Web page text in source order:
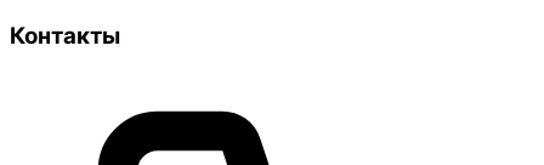
Контакты